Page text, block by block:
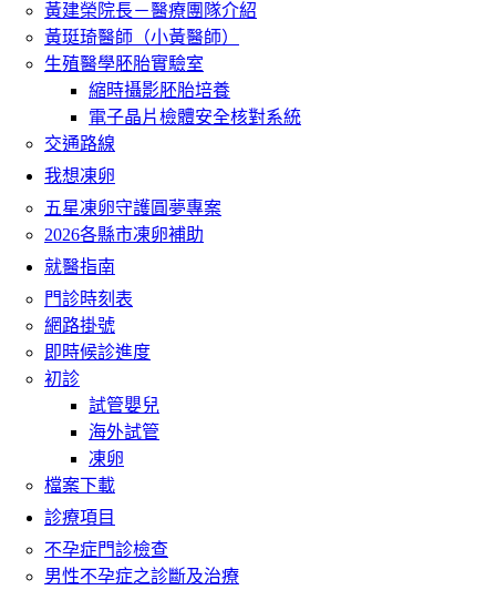
黃建榮院長－醫療團隊介紹
黃珽琦醫師（小黃醫師）
生殖醫學胚胎實驗室
縮時攝影胚胎培養
電子晶片檢體安全核對系統
交通路線
我想凍卵
五星凍卵守護圓夢專案
2026各縣市凍卵補助
就醫指南
門診時刻表
網路掛號
即時候診進度
初診
試管嬰兒
海外試管
凍卵
檔案下載
診療項目
不孕症門診檢查
男性不孕症之診斷及治療